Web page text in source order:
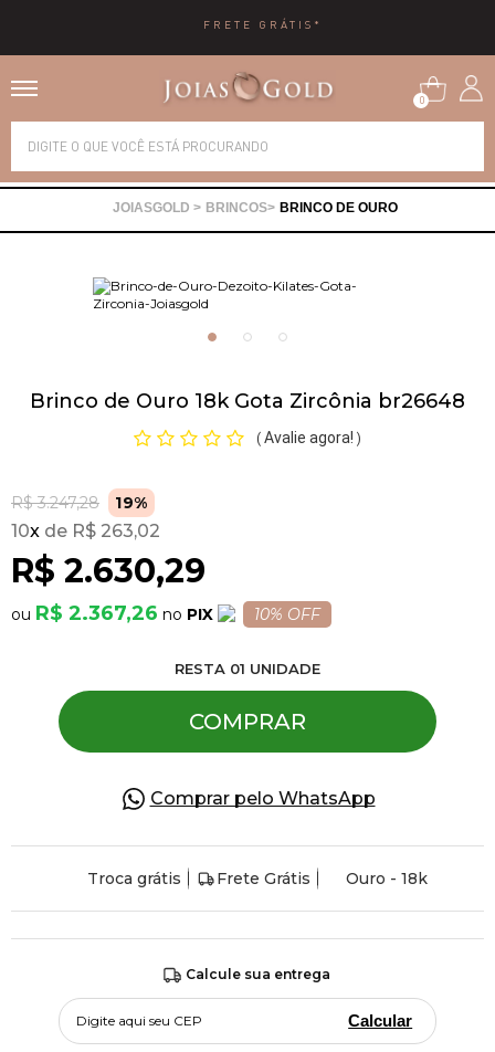
0
BRINCOS BRINCO DE OURO
Brinco de Ouro 18k Gota Zircônia br26648
( Avalie agora! )
R$ 3.247,28 19%
R$ 2.630,29
10x R$ 263,02
R$ 2.367,26 PIX 10% OFF
RESTA 01 UNIDADE
COMPRAR
Comprar pelo WhatsApp
Troca grátis Frete Grátis Ouro - 18k
Calcule sua entrega
Calcular
Alianças
Brincos
Pingentes
Pulseiras
Piercing
Pedras Preciosas